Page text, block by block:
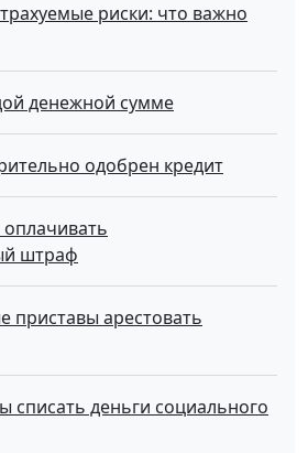
риски: что важно
денежной сумме
одобрен кредит
оплачивать
штраф
приставы арестовать
списать деньги социального